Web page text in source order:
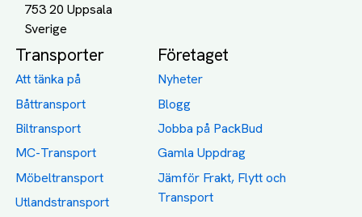
753 20 Uppsala
Transporter
Att tänka på
Båttransport
Biltransport
MC-Transport
Möbeltransport
Utlandstransport
Företaget
Nyheter
Blogg
Jobba på PackBud
Gamla Uppdrag
Jämför Frakt, Flytt och
Transport